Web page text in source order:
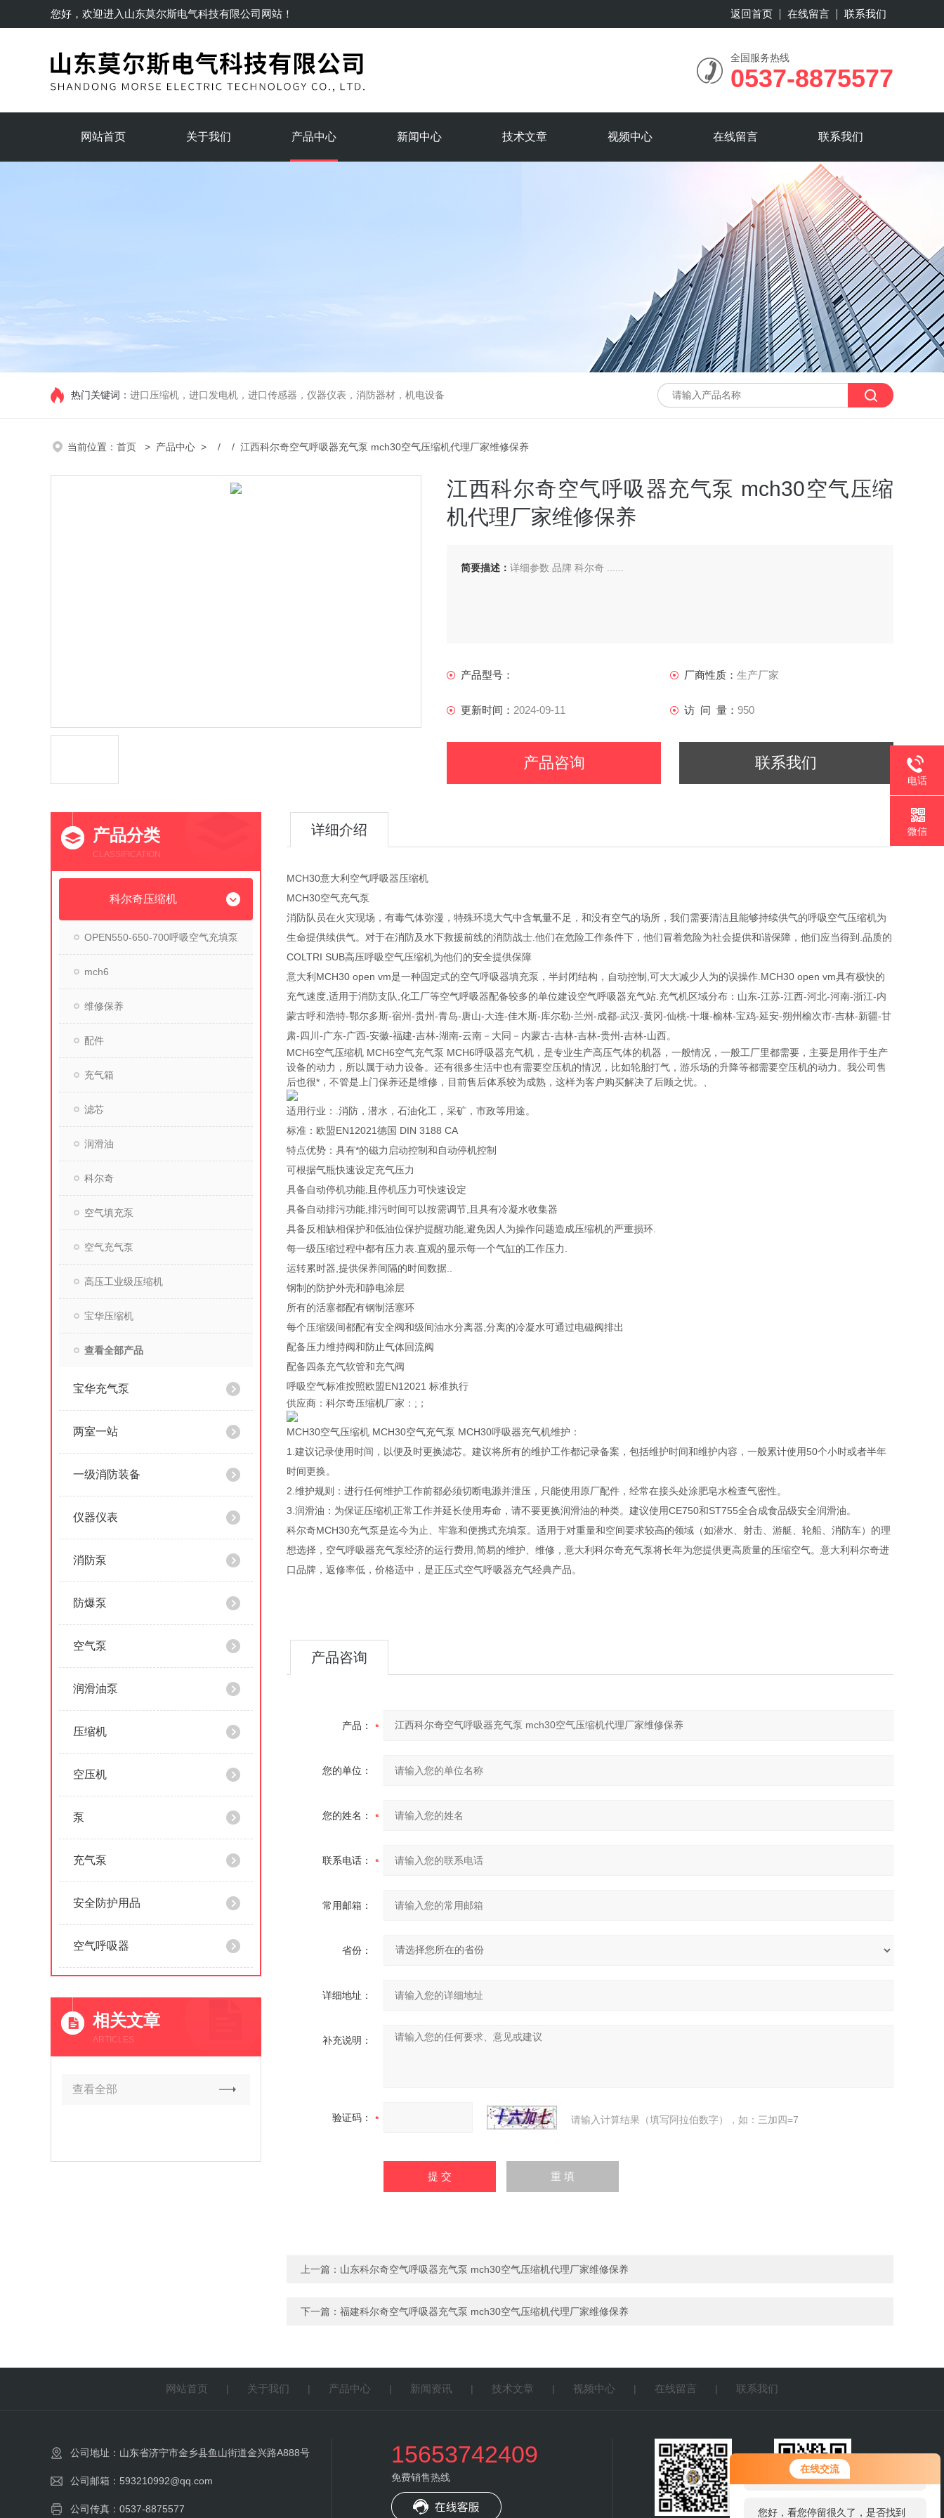
在线交流
您好！欢迎前来咨询，很高兴为您
服务，请问您要咨询什么问题呢？
您好，看您停留很久了，是否找到
您好，欢迎进入 山东莫尔斯电气科技有限公司网站！ 返回首页 在线留言 联系我们
全国服务热线
0537-8875577
网站首页 关于我们 产品中心 新闻中心 技术文章 视频中心 在线留言 联系我们
热门关键词： 进口压缩机，进口发电机，进口传感器，仪器仪表，消防器材，机电设备
当前位置： 首页 > 产品中心 > / / 江西科尔奇空气呼吸器充气泵 mch30空气压缩机代理厂家维修保养
江西科尔奇空气呼吸器充气泵 mch30空气压缩
机代理厂家维修保养
简要描述： 详细参数 品牌 科尔奇 ......
产品型号： 厂商性质： 生产厂家
更新时间： 2024-09-11 访 问 量： 950
产品咨询 联系我们
产品分类
CLASSIFICATION
科尔奇压缩机
OPEN550-650-700呼吸空气充填泵
mch6
维修保养
配件
充气箱
滤芯
润滑油
科尔奇
空气填充泵
空气充气泵
高压工业级压缩机
宝华压缩机
查看全部产品
宝华充气泵
两室一站
一级消防装备
仪器仪表
消防泵
防爆泵
空气泵
润滑油泵
压缩机
空压机
泵
充气泵
安全防护用品
空气呼吸器
相关文章
ARTICLES
查看全部
详细介绍
MCH30意大利空气呼吸器压缩机
MCH30空气充气泵
消防队员在火灾现场，有毒气体弥漫，特殊环境大气中含氧量不足，和没有空气的场所，我们需要清洁且能够持续供气的呼吸空气压缩机为
生命提供续供气。对于在消防及水下救援前线的消防战士.他们在危险工作条件下，他们冒着危险为社会提供和谐保障，他们应当得到.品质的
COLTRI SUB高压呼吸空气压缩机为他们的安全提供保障
意大利MCH30 open vm是一种固定式的空气呼吸器填充泵，半封闭结构，自动控制,可大大减少人为的误操作.MCH30 open vm具有极快的
充气速度,适用于消防支队,化工厂等空气呼吸器配备较多的单位建设空气呼吸器充气站.充气机区域分布：山东-江苏-江西-河北-河南-浙江-内
蒙古呼和浩特-鄂尔多斯-宿州-贵州-青岛-唐山-大连-佳木斯-库尔勒-兰州-成都-武汉-黄冈-仙桃-十堰-榆林-宝鸡-延安-朔州榆次市-吉林-新疆-甘
肃-四川-广东-广西-安徽-福建-吉林-湖南-云南－大同－内蒙古-吉林-吉林-贵州-吉林-山西。
MCH6空气压缩机 MCH6空气充气泵 MCH6呼吸器充气机，是专业生产高压气体的机器，一般情况，一般工厂里都需要，主要是用作于生产
设备的动力，所以属于动力设备。还有很多生活中也有需要空压机的情况，比如轮胎打气，游乐场的升降等都需要空压机的动力。我公司售
后也很*，不管是上门保养还是维修，目前售后体系较为成熟，这样为客户购买解决了后顾之忧。、
适用行业：.消防，潜水，石油化工，采矿，市政等用途。
标准：欧盟EN12021德国 DIN 3188 CA
特点优势：具有*的磁力启动控制和自动停机控制
可根据气瓶快速设定充气压力
具备自动停机功能,且停机压力可快速设定
具备自动排污功能,排污时间可以按需调节,且具有冷凝水收集器
具备反相缺相保护和低油位保护提醒功能,避免因人为操作问题造成压缩机的严重损环.
每一级压缩过程中都有压力表.直观的显示每一个气缸的工作压力.
运转累时器,提供保养间隔的时间数据..
钢制的防护外壳和静电涂层
所有的活塞都配有钢制活塞环
每个压缩级间都配有安全阀和级间油水分离器,分离的冷凝水可通过电磁阀排出
配备压力维持阀和防止气体回流阀
配备四条充气软管和充气阀
呼吸空气标准按照欧盟EN12021 标准执行
供应商：科尔奇压缩机厂家：;；
MCH30空气压缩机 MCH30空气充气泵 MCH30呼吸器充气机维护：
1.建议记录使用时间，以便及时更换滤芯。建议将所有的维护工作都记录备案，包括维护时间和维护内容，一般累计使用50个小时或者半年
时间更换。
2.维护规则：进行任何维护工作前都必须切断电源并泄压，只能使用原厂配件，经常在接头处涂肥皂水检查气密性。
3.润滑油：为保证压缩机正常工作并延长使用寿命，请不要更换润滑油的种类。建议使用CE750和ST755全合成食品级安全润滑油。
科尔奇MCH30充气泵是迄今为止、牢靠和便携式充填泵。适用于对重量和空间要求较高的领域（如潜水、射击、游艇、轮船、消防车）的理
想选择，空气呼吸器充气泵经济的运行费用,简易的维护、维修，意大利科尔奇充气泵将长年为您提供更高质量的压缩空气。意大利科尔奇进
口品牌，返修率低，价格适中，是正压式空气呼吸器充气经典产品。
产品咨询
产品：
您的单位：
您的姓名：
联系电话：
常用邮箱：
省份：
详细地址：
补充说明：
验证码： 请输入计算结果（填写阿拉伯数字），如：三加四=7
上一篇： 山东科尔奇空气呼吸器充气泵 mch30空气压缩机代理厂家维修保养
下一篇： 福建科尔奇空气呼吸器充气泵 mch30空气压缩机代理厂家维修保养
网站首页 | 关于我们 | 产品中心 | 新闻资讯 | 技术文章 | 视频中心 | 在线留言 | 联系我们
公司地址：山东省济宁市金乡县鱼山街道金兴路A888号
公司邮箱：593210992@qq.com
公司传真：0537-8875577
15653742409
免费销售热线
电话
微信